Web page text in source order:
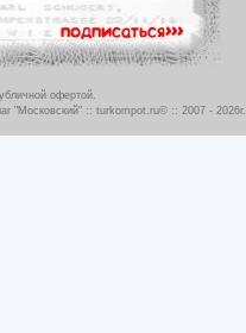
офертой.
"Московский" :: turkompot.ru© :: 2007 - 2026г.